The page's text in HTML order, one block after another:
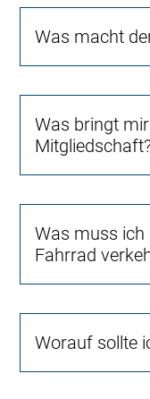
Was macht
Was bringt
Was muss ich
Fahrrad
Worauf sollte